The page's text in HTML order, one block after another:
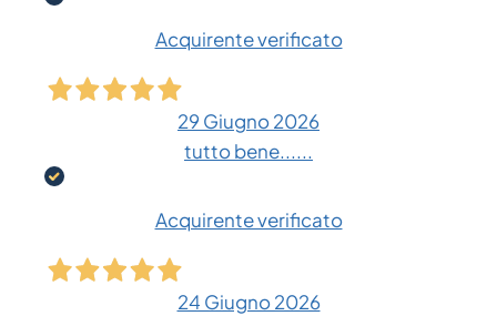
Acquirente verificato
29 Giugno 2026
tutto bene......
Acquirente verificato
24 Giugno 2026